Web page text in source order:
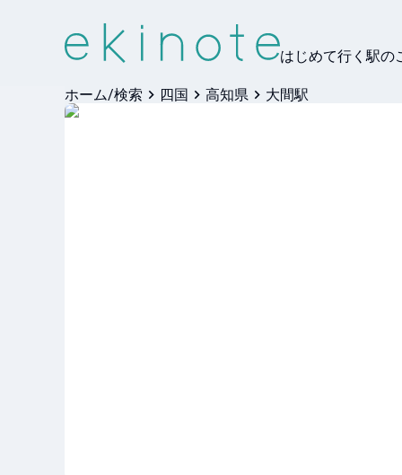
はじめて行く駅の
ホーム/検索 四国 高知県 大間駅